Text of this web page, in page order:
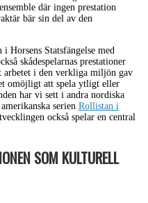
där ingen prestation
bär sin del av den
Horsens Statsfängelse med
skådespelarnas prestationer
i den verkliga miljön gav
omöjligt att spela ytligt eller
har vi sett i andra nordiska
serien Rollistan i
också spelar en central
SOM KULTURELL